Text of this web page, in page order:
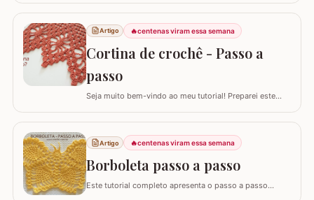
intercalados. Fiz a capa para almofada de 40 x 40 e
seguindo o passo a passo você consegue adaptar para
o tamanho desejado. Utilizei o fio Barroco Maxcolor da
Círculo S/A. Um fio extremamente macio por ser 100%…
Artigo 🔥centenas viram essa semana
Cortina de crochê - Passo a
passo
Seja muito bem-vindo ao meu tutorial! Preparei este
uma peça versátil e encantadora. Hoje, vamos aprender
todos os passos para criar uma linda CORTINA DE
CROCHÊ, um modelo clássico que também pode ser
adaptado como bandô ou até mesmo como um…
Artigo 🔥centenas viram essa semana
Borboleta passo a passo
Este tutorial completo apresenta o passo a passo